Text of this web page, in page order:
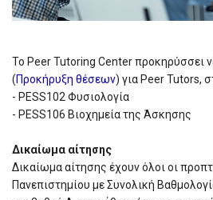
Το Peer Tutoring Center προκηρύσσει
(Προκήρυξη θέσεων) για Peer Tutors,
- PESS102 Φυσιολογία
- PESS106 Βιοχημεία της Άσκησης
Δικαίωμα αίτησης
Δικαίωμα αίτησης έχουν όλοι οι
Πανεπιστημίου με Συνολική